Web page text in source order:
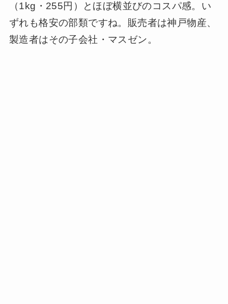
（1kg・255円）とほぼ横並びのコスパ感。い
ずれも格安の部類ですね。販売者は神戸物産、
製造者はその子会社・マスゼン。